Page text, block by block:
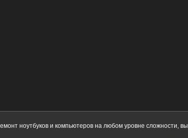
ноутбуков и компьютеров на любом уровне сложности, вы
на ваш выбор, от любых Microsoft Windows XP, Windows 7,
из семейства Free BSD